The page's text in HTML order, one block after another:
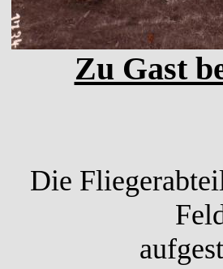
Zu Gast
Die